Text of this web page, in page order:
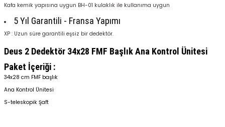
Kafa kemik yapısına uygun BH-01 kulaklık ile kullanıma uygun
5 Yıl Garantili - Fransa Yapımı
XP : Uzun süre garantili eşsiz bir dedektör.
Deus 2 Dedektör 34x28 FMF Başlık Ana Kontrol Ünitesi
Paket İçeriği :
34x28 cm FMF başlık
Ana Kontrol Ünitesi
S-teleskopik Şaft